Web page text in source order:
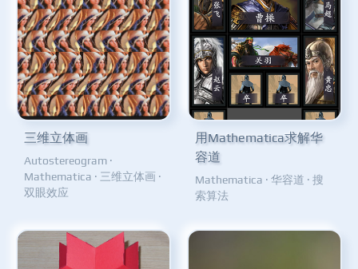
三维立体画
Autostereogram ·
Mathematica · 三维立体画 ·
双眼效应
用Mathematica求解华
容道
Mathematica · 华容道 · 搜
索算法